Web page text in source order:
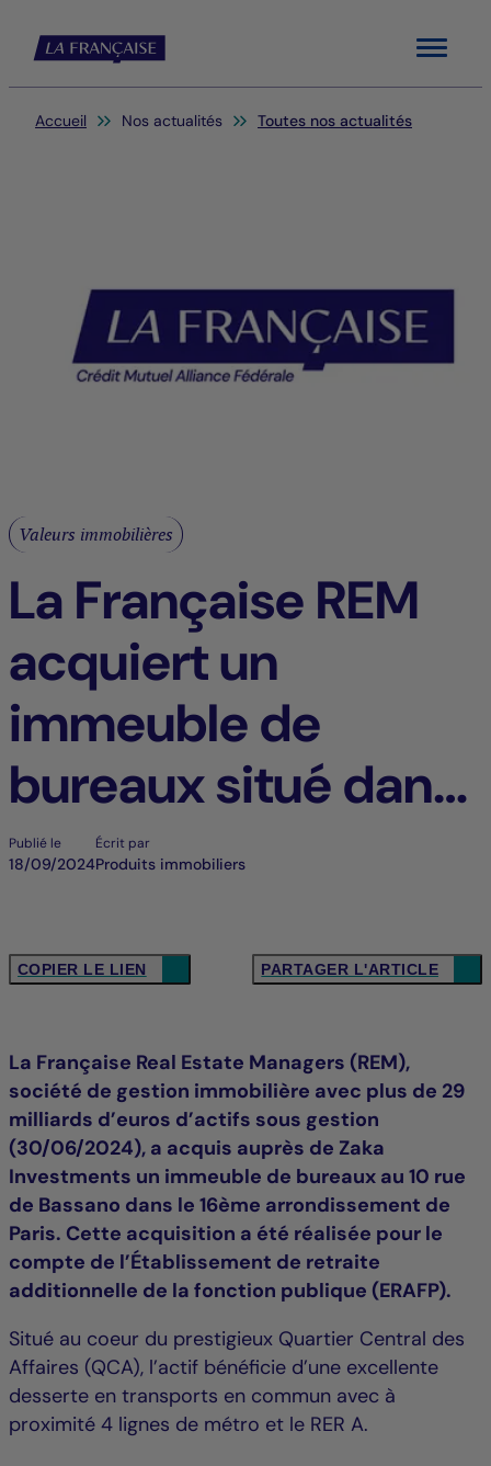
Menu
Vous êtes ici:
Accueil Nos actualités Toutes nos actualités
Valeurs immobilières
La Française REM
acquiert un
immeuble de
bureaux situé dans
le QCA de Paris
Publié le
18/09/2024
Écrit par
Produits immobiliers
COPIER LE LIEN PARTAGER L'ARTICLE
La Française Real Estate Managers (REM),
société de gestion immobilière avec plus de 29
milliards d’euros d’actifs sous gestion
(30/06/2024), a acquis auprès de Zaka
Investments un immeuble de bureaux au 10 rue
de Bassano dans le 16ème arrondissement de
Paris. Cette acquisition a été réalisée pour le
compte de l’Établissement de retraite
additionnelle de la fonction publique (ERAFP).
Situé au coeur du prestigieux Quartier Central des
Affaires (QCA), l’actif bénéficie d’une excellente
desserte en transports en commun avec à
proximité 4 lignes de métro et le RER A.